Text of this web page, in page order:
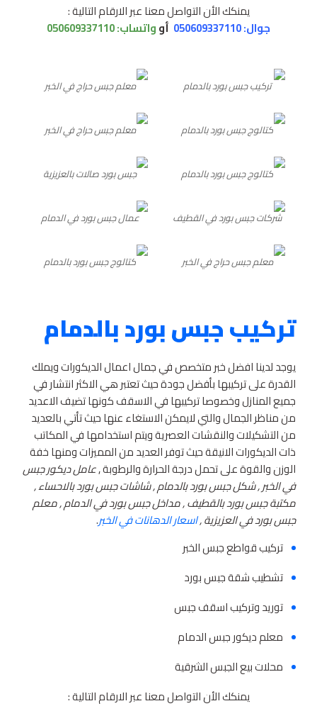
يمنكك الأن التواصل معنا عبر الارقام التالية :
جوال: 050609337110
أوواتساب:050609337110
تركيب جبس بورد بالدمام معلم جبس حراج في الخبر
كتالوج جبس بورد بالدمام معلم جبس حراج في الخبر
كتالوج جبس بورد بالدمام جبس بورد صالات بالعزيزية
شركات جبس بورد في القطيف عمال جبس بورد في الدمام
معلم جبس حراج في الخبر كتالوج جبس بورد بالدمام
تركيب جبس بورد بالدمام
يوجد لدينا افضل خبر متخصص في جمال اعمال الديكورات ويملك
القدرة على تركيبها بأفضل جودة حيث تعتبر هي الاكثر انتشار في
جميع المنازل وخصوصا تركيبها في الاسقف كونها تضيف الاعديد
من مناظر الجمال والتي لايمكن الاستغاء عنها حيث تأتي بالعديد
من التشكيلات والنقشات العصرية ويتم استخدامها في المكاتب
ذات الديكورات الانيقة حيث توفر العديد من المميزات ومنها خفة
الوزن والقوة على تحمل درجة الحرارة والرطوبة ,عامل ديكور جبس
في الخبر , شكل جبس بورد بالدمام , شاشات جبس بورد بالاحساء ,
مكتبة جبس بورد بالقطيف , مداخل جبس بورد في الدمام , معلم
جبس بورد في العزيزية ,اسعار الدهانات في الخبر.
تركيب قواطع جبس الخبر
تشطيب شقة جبس بورد
توريد وتركيب اسقف جبس
معلم ديكور جبس الدمام
محلات بيع الجبس الشرقية
يمنكك الأن التواصل معنا عبر الارقام التالية :